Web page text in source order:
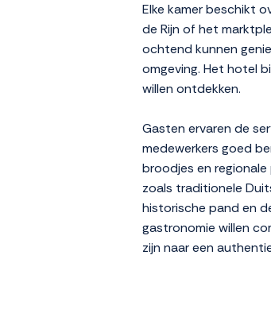
Elke kamer beschikt
de Rijn of het
ochtend kunnen
omgeving. Het hotel
willen ontdekken.
Gasten ervaren de
medewerkers goed
broodjes en
zoals traditionele
historische pand en
gastronomie willen
zijn naar een